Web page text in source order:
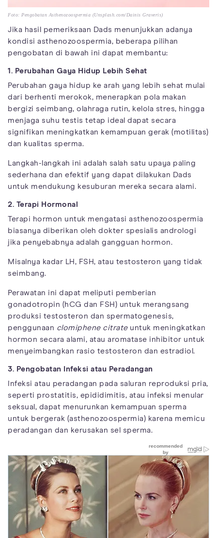
Foto: Pengobatan Asthenozoospermia (Unsplash.com/Dainis Graveris)
Jika hasil pemeriksaan Dads menunjukkan adanya
kondisi asthenozoospermia, beberapa pilihan
pengobatan di bawah ini dapat membantu:
1. Perubahan Gaya Hidup Lebih Sehat
Perubahan gaya hidup ke arah yang lebih sehat mulai
dari berhenti merokok, menerapkan pola makan
bergizi seimbang, olahraga rutin, kelola stres, hingga
menjaga suhu testis tetap ideal dapat secara
signifikan meningkatkan kemampuan gerak (motilitas)
dan kualitas sperma.
Langkah-langkah ini adalah salah satu upaya paling
sederhana dan efektif yang dapat dilakukan Dads
untuk mendukung kesuburan mereka secara alami.
2. Terapi Hormonal
Terapi hormon untuk mengatasi asthenozoospermia
biasanya diberikan oleh dokter spesialis andrologi
jika penyebabnya adalah gangguan hormon.
Misalnya kadar LH, FSH, atau testosteron yang tidak
seimbang.
Perawatan ini dapat meliputi pemberian
gonadotropin (hCG dan FSH) untuk merangsang
produksi testosteron dan spermatogenesis,
penggunaan clomiphene citrateuntuk meningkatkan
hormon secara alami, atau aromatase inhibitor untuk
menyeimbangkan rasio testosteron dan estradiol.
3. Pengobatan Infeksi atau Peradangan
Infeksi atau peradangan pada saluran reproduksi pria,
seperti prostatitis, epididimitis, atau infeksi menular
seksual, dapat menurunkan kemampuan sperma
untuk bergerak (asthenozoospermia) karena memicu
peradangan dan kerusakan sel sperma.